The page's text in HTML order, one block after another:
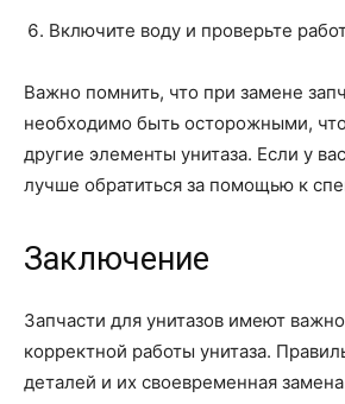
Включите воду и проверьте
Важно помнить, что при замене
необходимо быть осторожными,
другие элементы унитаза. Если у
лучше обратиться за помощью к
Заключение
Запчасти для унитазов имеют
корректной работы унитаза.
деталей и их своевременная